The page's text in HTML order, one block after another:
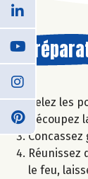
Pelez les
Réunissez
le feu,